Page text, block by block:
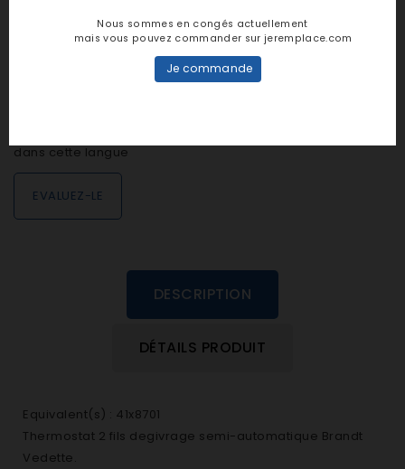
Notes et avis clients
dans cette langue
EVALUEZ-LE
DESCRIPTION
DÉTAILS PRODUIT
Equivalent(s) : 41x8701
Thermostat 2 fils degivrage semi-automatique Brandt
Vedette.
Nous sommes en congés actuellement
mais vous pouvez commander sur jeremplace.com
Je commande